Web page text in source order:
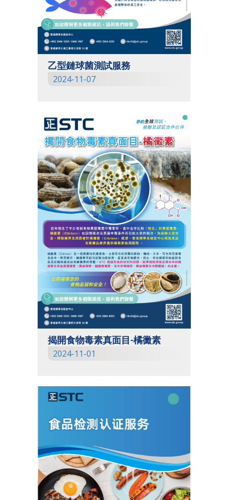
乙型鏈球菌測試服務
2024-11-07
揭開食物毒素真面目-橘黴素
2024-11-01